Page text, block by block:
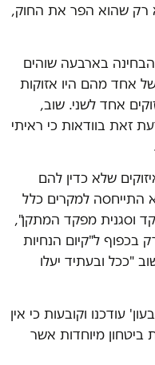
רק שהוא הפר את החוק,
הבחינה בארבעה שוהים
של אחד מהם היו אזוקות
אחד לשני. שוב,
זאת בוודאות כי ראיתי
שלא כדין להם
התייחסה למקרים כלל
וסגנית מפקד המתקן",
בכפוף ל"קיום הנחיות
"ככל ובעתיד יעלו
עודכנו וקובעות כי אין
מיוחדות אשר